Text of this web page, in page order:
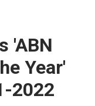
'ABN
Year'
2022